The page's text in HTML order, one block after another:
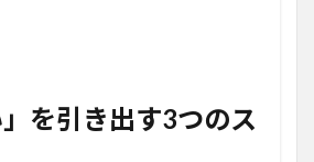
」を引き出す3つのス